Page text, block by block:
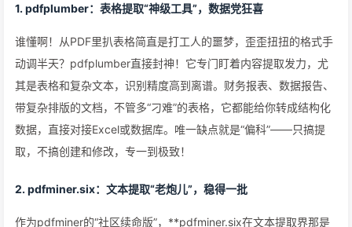
1. pdfplumber：表格提取“神级工具”，数据党狂喜
谁懂啊！从PDF里扒表格简直是打工人的噩梦，歪歪扭扭的格式手
动调半天？pdfplumber直接封神！它专门盯着内容提取发力，尤
其是表格和复杂文本，识别精度高到离谱。财务报表、数据报告、
带复杂排版的文档，不管多“刁难”的表格，它都能给你转成结构化
数据，直接对接Excel或数据库。唯一缺点就是“偏科”——只搞提
取，不搞创建和修改，专一到极致！
2. pdfminer.six：文本提取“老炮儿”，稳得一批
作为pdfminer的“社区续命版”，**pdfminer.six在文本提取界那是